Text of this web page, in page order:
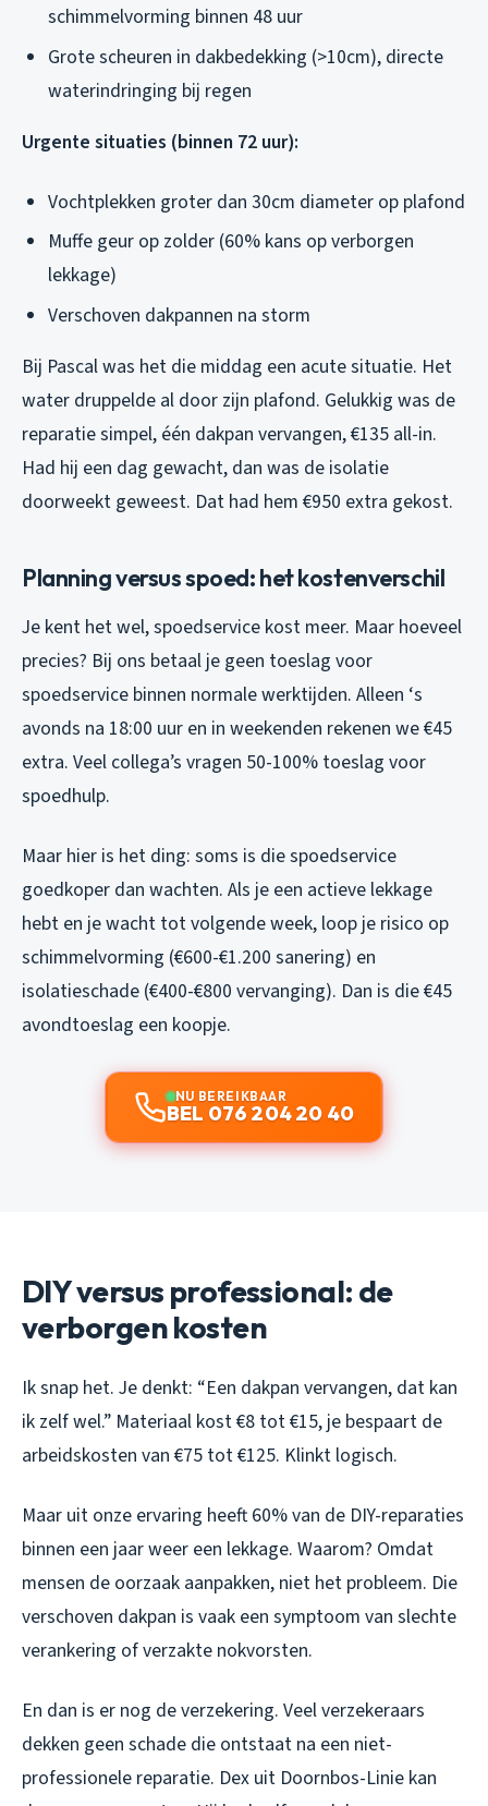
schimmelvorming binnen 48 uur
Grote scheuren in dakbedekking (>10cm), directe
waterindringing bij regen
Urgente situaties (binnen 72 uur):
Vochtplekken groter dan 30cm diameter op plafond
Muffe geur op zolder (60% kans op verborgen
lekkage)
Verschoven dakpannen na storm
Bij Pascal was het die middag een acute situatie. Het
water druppelde al door zijn plafond. Gelukkig was de
reparatie simpel, één dakpan vervangen, €135 all-in.
Had hij een dag gewacht, dan was de isolatie
doorweekt geweest. Dat had hem €950 extra gekost.
Planning versus spoed: het kostenverschil
Je kent het wel, spoedservice kost meer. Maar hoeveel
precies? Bij ons betaal je geen toeslag voor
spoedservice binnen normale werktijden. Alleen ‘s
avonds na 18:00 uur en in weekenden rekenen we €45
extra. Veel collega’s vragen 50-100% toeslag voor
spoedhulp.
Maar hier is het ding: soms is die spoedservice
goedkoper dan wachten. Als je een actieve lekkage
hebt en je wacht tot volgende week, loop je risico op
schimmelvorming (€600-€1.200 sanering) en
isolatieschade (€400-€800 vervanging). Dan is die €45
avondtoeslag een koopje.
NU BEREIKBAAR
BEL 076 204 20 40
DIY versus professional: de
verborgen kosten
Ik snap het. Je denkt: “Een dakpan vervangen, dat kan
ik zelf wel.” Materiaal kost €8 tot €15, je bespaart de
arbeidskosten van €75 tot €125. Klinkt logisch.
Maar uit onze ervaring heeft 60% van de DIY-reparaties
binnen een jaar weer een lekkage. Waarom? Omdat
mensen de oorzaak aanpakken, niet het probleem. Die
verschoven dakpan is vaak een symptoom van slechte
verankering of verzakte nokvorsten.
En dan is er nog de verzekering. Veel verzekeraars
dekken geen schade die ontstaat na een niet-
professionele reparatie. Dex uit Doornbos-Linie kan